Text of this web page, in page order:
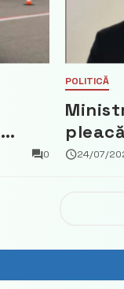
0
POLITICĂ
ce a
24/07/